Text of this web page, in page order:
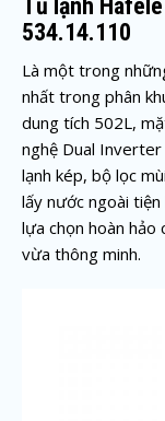
Tủ lạnh
534.14.110
Là một trong
nhất trong phân
dung tích 502L,
nghệ Dual
lạnh kép, bộ lọc
lấy nước ngoài
lựa chọn hoàn
vừa thông minh.